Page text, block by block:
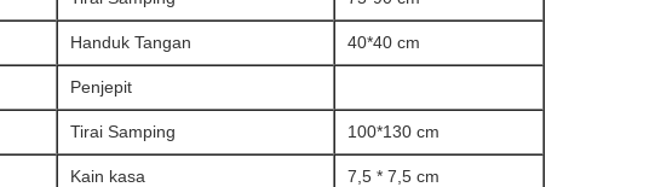
Handuk Tangan 40*40 cm
Penjepit
Tirai Samping 100*130 cm
Kain kasa 7,5 * 7,5 cm